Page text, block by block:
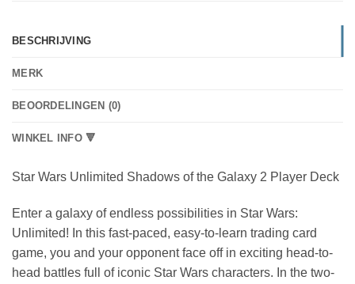
BESCHRIJVING
MERK
BEOORDELINGEN (0)
WINKEL INFO 🔻
Star Wars Unlimited Shadows of the Galaxy 2 Player Deck
Enter a galaxy of endless possibilities in Star Wars:
Unlimited! In this fast-paced, easy-to-learn trading card
game, you and your opponent face off in exciting head-to-
head battles full of iconic Star Wars characters. In the two-